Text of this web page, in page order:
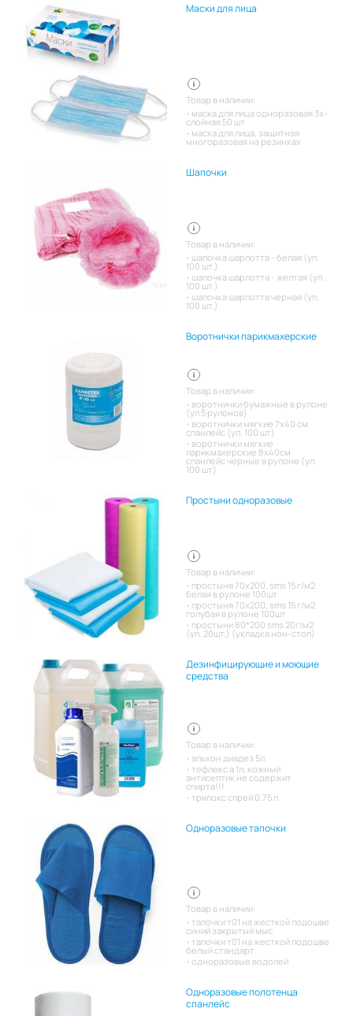
Маски для лица
Товар в наличии:
маска для лица одноразовая 3х-
слойная 50 шт
маска для лица, защитная
многоразовая на резинках
Шапочки
Товар в наличии:
шапочка шарлотта - белая (уп.
100 шт.)
шапочка шарлотта - желтая (уп.
100 шт.)
шапочка шарлотта черная (уп.
100 шт.)
Воротнички парикмахерские
Товар в наличии:
воротнички бумажные в рулоне
(уп 5 рулонов)
воротнички мягкие 7х40 см
спанлейс (уп. 100 шт)
воротнички мягкие
парикмахерские 8х40см
спанлейс черные в рулоне (уп.
100 шт)
Простыни одноразовые
Товар в наличии:
простыня 70х200, sms 15 г/м2
белая в рулоне 100шт
простыня 70х200, sms 15 г/м2
голубая в рулоне 100шт
простыни 80*200 sms 20г/м2
(уп. 20шт.) (укладка нон-стоп)
Дезинфицирующие и моющие
средства
Товар в наличии:
альхон диадез 5л
тефлекс а 1л, кожный
антисептик не содержит
спирта!!!
трилокс спрей 0.75 л
Одноразовые тапочки
Товар в наличии:
тапочки т01 на жесткой подошве
синий закрытый мыс
тапочки т01 на жесткой подошве
белый стандарт
одноразовые водолей
Одноразовые полотенца
спанлейс